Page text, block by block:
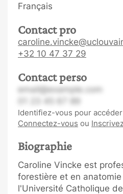
Français
Contact pro
+32 10 47 37 29
Contact perso
email@example.com
Identifiez-vous pour
Connectez-vous ou
Biographie
Caroline Vincke est
forestière et en
l'Université Catholique